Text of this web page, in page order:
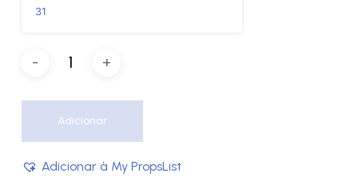
31
Adicionar
Adicionar à My PropsList